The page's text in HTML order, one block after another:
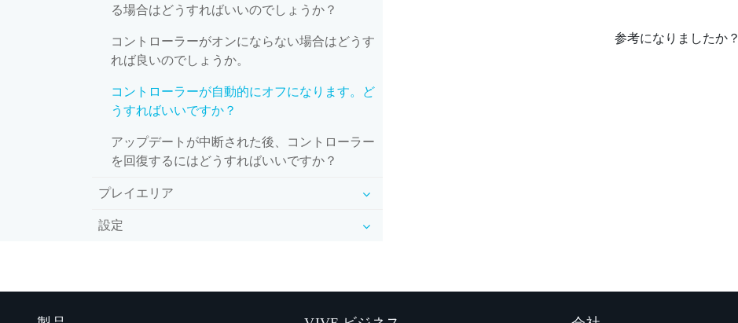
る場合はどうすればいいのでしょうか？
コントローラーがオンにならない場合はどうす
れば良いのでしょうか。
コントローラーが自動的にオフになります。ど
うすればいいですか？
アップデートが中断された後、コントローラー
を回復するにはどうすればいいですか？
プレイエリア
設定
参考になりましたか？